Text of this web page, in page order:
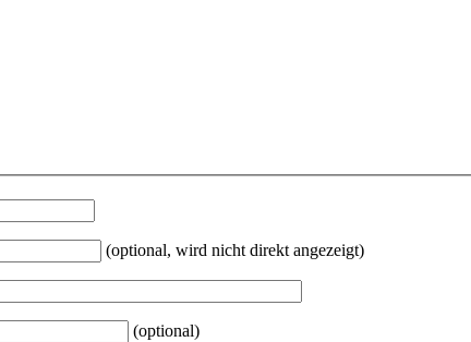
(optional, wird nicht direkt angezeigt)
(optional)